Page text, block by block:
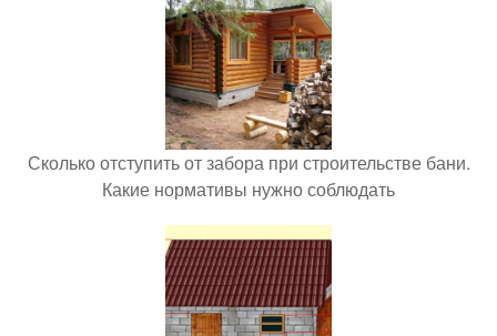
Сколько отступить от забора при строительстве бани.
Какие нормативы нужно соблюдать